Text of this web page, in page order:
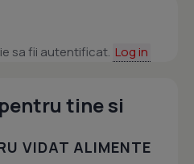
sa fii autentificat. Log in
tine si
VIDAT ALIMENTE